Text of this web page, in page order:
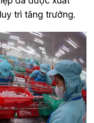
trì tăng trưởng.